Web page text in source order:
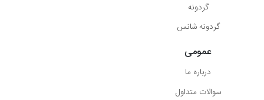
گردونه
گردونه شانس
عمومی
درباره ما
سوالات متداول